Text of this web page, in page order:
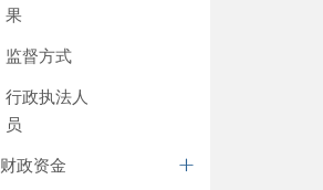
果
监督方式
行政执法人
员
财政资金